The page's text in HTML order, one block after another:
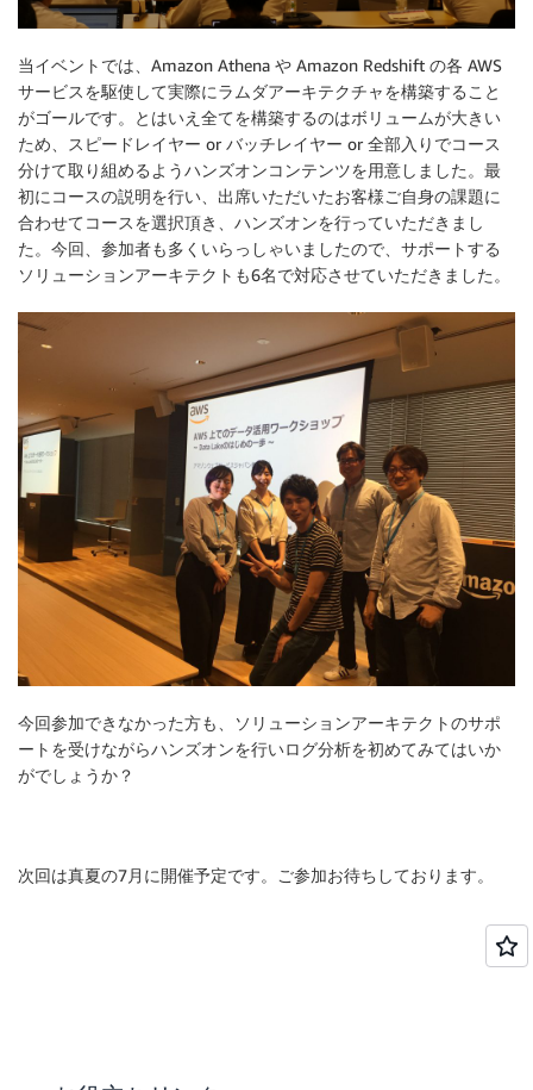
当イベントでは、Amazon Athena や Amazon Redshift の各 AWS
サービスを駆使して実際にラムダアーキテクチャを構築すること
がゴールです。とはいえ全てを構築するのはボリュームが大きい
ため、スピードレイヤー or バッチレイヤー or 全部入りでコース
分けて取り組めるようハンズオンコンテンツを用意しました。最
初にコースの説明を行い、出席いただいたお客様ご自身の課題に
合わせてコースを選択頂き、ハンズオンを行っていただきまし
た。今回、参加者も多くいらっしゃいましたので、サポートする
ソリューションアーキテクトも6名で対応させていただきました。
今回参加できなかった方も、ソリューションアーキテクトのサポ
ートを受けながらハンズオンを行いログ分析を初めてみてはいか
がでしょうか？
次回は真夏の7月に開催予定です。ご参加お待ちしております。